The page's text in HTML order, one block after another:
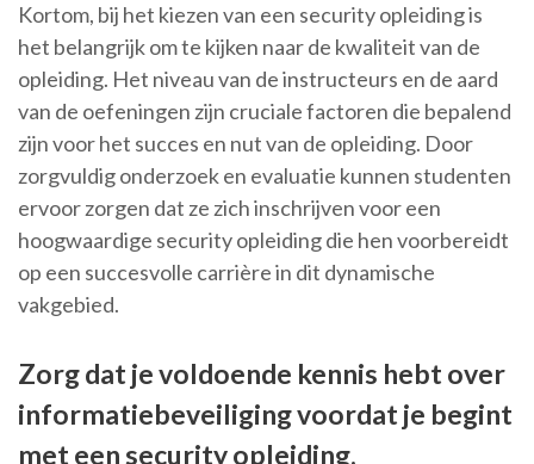
Kortom, bij het kiezen van een security opleiding is
het belangrijk om te kijken naar de kwaliteit van de
opleiding. Het niveau van de instructeurs en de aard
van de oefeningen zijn cruciale factoren die bepalend
zijn voor het succes en nut van de opleiding. Door
zorgvuldig onderzoek en evaluatie kunnen studenten
ervoor zorgen dat ze zich inschrijven voor een
hoogwaardige security opleiding die hen voorbereidt
op een succesvolle carrière in dit dynamische
vakgebied.
Zorg dat je voldoende kennis hebt over
informatiebeveiliging voordat je begint
met een security opleiding.